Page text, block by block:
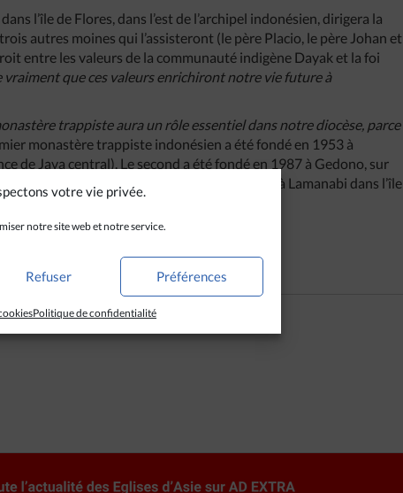
votre vie privée.
notre site web et notre service.
Refuser Préférences
Politique de confidentialité
l’île de Flores, dans l’est de l’archipel indonésien, dirigera la
autres moines qui l’assisteront (le père Placio, le père Johan et
entre les valeurs de la communauté indigène Dayak et la foi
vraiment que ces valeurs enrichiront notre vie future à
trappiste aura un rôle essentiel dans notre diocèse, parce
monastère trappiste indonésien a été fondé en 1953 à
de Java central). Le second a été fondé en 1987 à Gedono, sur
tandis que le troisième a été fondé en 1996 à Lamanabi dans l’île
orientales).